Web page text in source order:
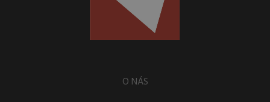
O NÁS